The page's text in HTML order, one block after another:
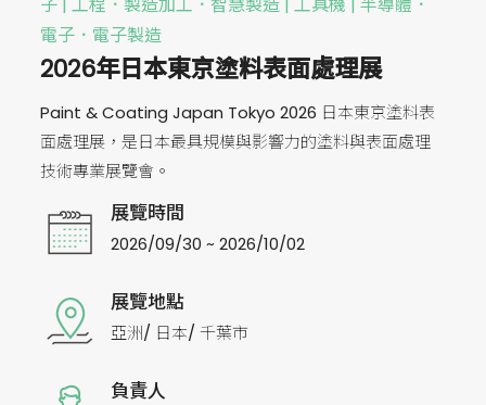
電子．電子製造
2026年日本東京塗料表面處理展
Paint & Coating Japan Tokyo 2026 日本東京塗料表
面處理展，是日本最具規模與影響力的塗料與表面處理
技術專業展覽會。
展覽時間
2026/09/30 ~ 2026/10/02
展覽地點
亞洲/ 日本/ 千葉市
負責人